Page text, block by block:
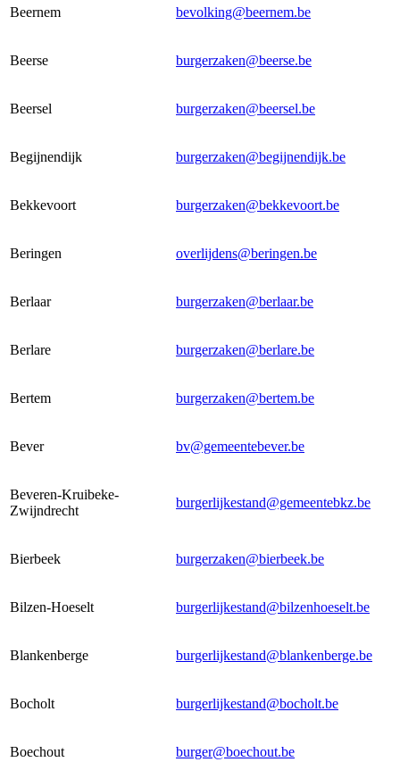
Beernem bevolking@beernem.be
Beerse burgerzaken@beerse.be
Beersel burgerzaken@beersel.be
Begijnendijk burgerzaken@begijnendijk.be
Bekkevoort burgerzaken@bekkevoort.be
Beringen overlijdens@beringen.be
Berlaar burgerzaken@berlaar.be
Berlare burgerzaken@berlare.be
Bertem burgerzaken@bertem.be
Bever bv@gemeentebever.be
Beveren-Kruibeke-
Zwijndrecht
burgerlijkestand@gemeentebkz.be
Bierbeek burgerzaken@bierbeek.be
Bilzen-Hoeselt burgerlijkestand@bilzenhoeselt.be
Blankenberge burgerlijkestand@blankenberge.be
Bocholt burgerlijkestand@bocholt.be
Boechout burger@boechout.be